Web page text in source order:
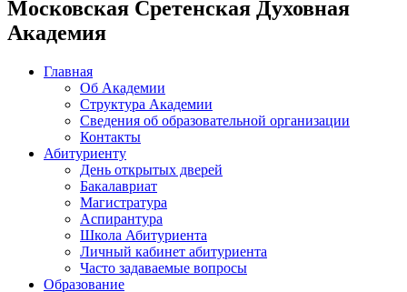
Московская Сретенская Духовная
Академия
Главная
Об Академии
Структура Академии
Сведения об образовательной организации
Контакты
Абитуриенту
День открытых дверей
Бакалавриат
Магистратура
Аспирантура
Школа Абитуриента
Личный кабинет абитуриента
Часто задаваемые вопросы
Образование